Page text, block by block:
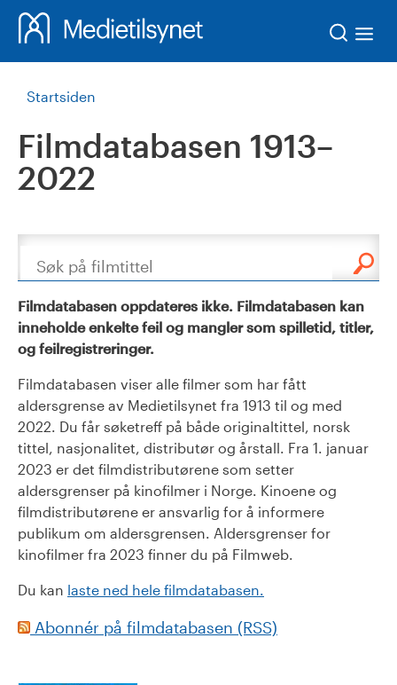
Startsiden
Filmdatabasen 1913–
2022
Søk
Filmdatabasen oppdateres ikke. Filmdatabasen kan
inneholde enkelte feil og mangler som spilletid, titler,
og feilregistreringer.
Filmdatabasen viser alle filmer som har fått
aldersgrense av Medietilsynet fra 1913 til og med
2022. Du får søketreff på både originaltittel, norsk
tittel, nasjonalitet, distributør og årstall. Fra 1. januar
2023 er det filmdistributørene som setter
aldersgrenser på kinofilmer i Norge. Kinoene og
filmdistributørene er ansvarlig for å informere
publikum om aldersgrensen. Aldersgrenser for
kinofilmer fra 2023 finner du på Filmweb.
Du kan laste ned hele filmdatabasen.
Abonnér på filmdatabasen (RSS)